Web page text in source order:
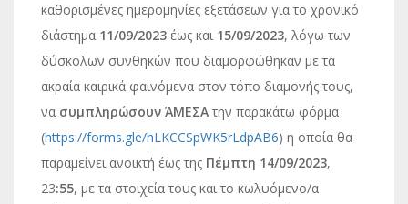
καθορισμένες ημερομηνίες εξετάσεων για το χρονικό
διάστημα 11/09/2023 έως και 15/09/2023, λόγω των
δύσκολων συνθηκών που διαμορφώθηκαν με τα
ακραία καιρικά φαινόμενα στον τόπο διαμονής τους,
να συμπληρώσουν ΆΜΕΣΑ την παρακάτω φόρμα
(https://forms.gle/hLKCCSpWK5rLdpAB6) η οποία θα
παραμείνει ανοικτή έως της Πέμπτη 14/09/2023,
23:55, με τα στοιχεία τους και το κωλυόμενο/α